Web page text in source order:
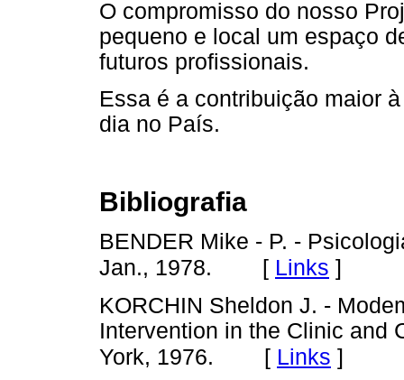
O compromisso do nosso
pequeno e local um espaço
futuros profissionais.
Essa é a contribuição maior
dia no País.
Bibliografia
BENDER Mike - P. -
Jan., 1978. [ Links ]
KORCHIN Sheldon J. -
Intervention in the Clinic and
York, 1976. [ Links ]